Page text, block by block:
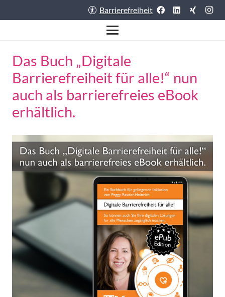
Barrierefreiheit
Das Buch „Digitale
Barrierefreiheit für alle!“ nun
auch als barrierefreies eBook
erhältlich.